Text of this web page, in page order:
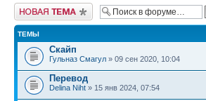
Новая тема
ТЕМЫ
Скайп
Гульназ Смагул » 09 сен 2020, 10:04
Перевод
Delina Niht » 15 янв 2024, 07:54